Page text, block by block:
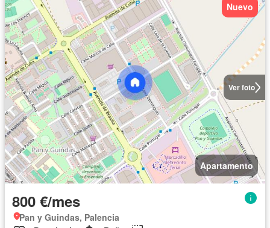
Ver foto
Nuevo
Apartamento
800 €/mes
Pan y Guindas, Palencia